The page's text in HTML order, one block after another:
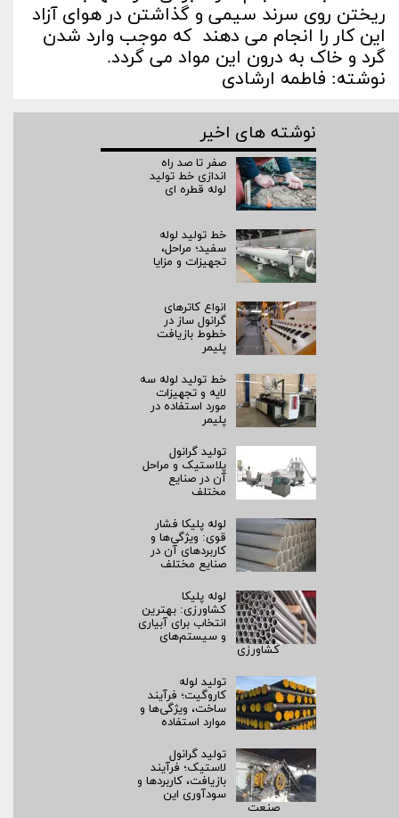
ریختن روی سرند سیمی و گذاشتن در هوای آزاد
این کار را انجام می دهند که موجب وارد شدن
گرد و خاک به درون این مواد می گردد.
نوشته: فاطمه ارشادی
نوشته های اخیر
صفر تا صد راه‌
اندازی خط تولید
لوله قطره ای
خط تولید لوله
سفید؛ مراحل،
تجهیزات و مزایا
انواع کاترهای
گرانول ساز در
خطوط بازیافت
پلیمر
خط تولید لوله سه
لایه و تجهیزات
مورد استفاده در
پلیمر
تولید گرانول
پلاستیک و مراحل
آن در صنایع
مختلف
لوله پلیکا فشار
قوی: ویژگی‌ها و
کاربردهای آن در
صنایع مختلف
لوله پلیکا
کشاورزی: بهترین
انتخاب برای آبیاری
و سیستم‌های
کشاورزی
تولید لوله
کاروگیت؛ فرآیند
ساخت، ویژگی‌ها و
موارد استفاده
تولید گرانول
لاستیک؛ فرآیند
بازیافت، کاربردها و
سودآوری این
صنعت